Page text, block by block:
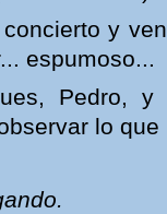
y
espumoso...
Pedro, y
lo que